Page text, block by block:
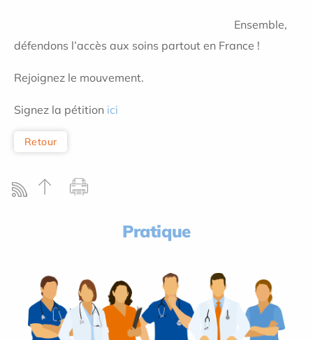
Ensemble,
défendons l’accès aux soins partout en France !
Rejoignez le mouvement.
Signez la pétition ici
Retour
Pratique